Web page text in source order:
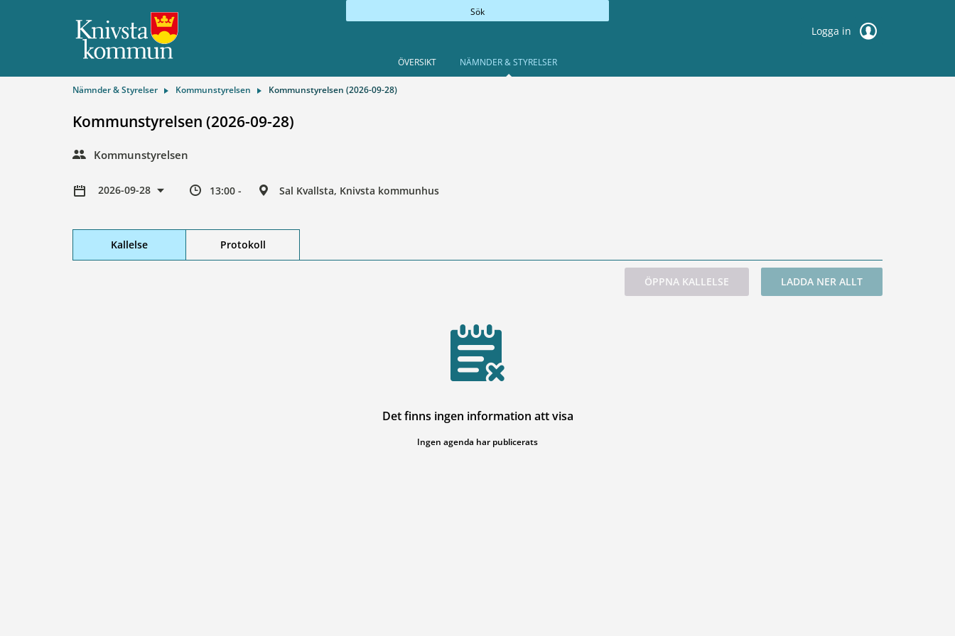
Sök
Logga in
ÖVERSIKT NÄMNDER & STYRELSER
Nämnder & Styrelser Kommunstyrelsen Kommunstyrelsen (2026-09-28)
Kommunstyrelsen (2026-09-28)
Kommunstyrelsen
2026-09-28 13:00 - Sal Kvallsta, Knivsta kommunhus
Kallelse Protokoll
ÖPPNA KALLELSE LADDA NER ALLT
Det finns ingen information att visa
Ingen agenda har publicerats